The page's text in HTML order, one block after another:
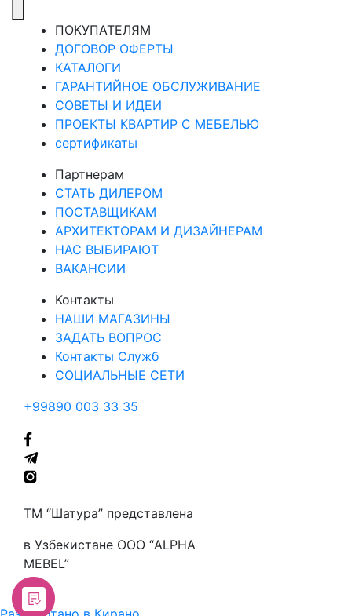
ПОКУПАТЕЛЯМ
ДОГОВОР ОФЕРТЫ
КАТАЛОГИ
ГАРАНТИЙНОЕ ОБСЛУЖИВАНИЕ
СОВЕТЫ И ИДЕИ
ПРОЕКТЫ КВАРТИР С МЕБЕЛЬЮ
сертификаты
Партнерам
СТАТЬ ДИЛЕРОМ
ПОСТАВЩИКАМ
АРХИТЕКТОРАМ И ДИЗАЙНЕРАМ
НАС ВЫБИРАЮТ
ВАКАНСИИ
Контакты
НАШИ МАГАЗИНЫ
ЗАДАТЬ ВОПРОС
Контакты Служб
СОЦИАЛЬНЫЕ СЕТИ
+99890 003 33 35
ТМ “Шатура” представлена
в Узбекистане ООО “ALPHA
MEBEL”